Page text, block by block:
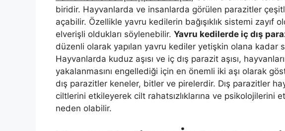
biridir. Hayvanlarda ve insanlarda görülen parazitler
açabilir. Özellikle yavru kedilerin bağışıklık sistemi zayıf
elverişli oldukları söylenebilir. Yavru kedilerde iç dış
düzenli olarak yapılan yavru kediler yetişkin olana kadar
Hayvanlarda kuduz aşısı ve iç dış parazit aşısı,
yakalanmasını engellediği için en önemli iki aşı olarak
dış parazitler keneler, bitler ve pirelerdir. Dış parazitler
ciltlerini etkileyerek cilt rahatsızlıklarına ve psikolojilerini
neden olabilir.